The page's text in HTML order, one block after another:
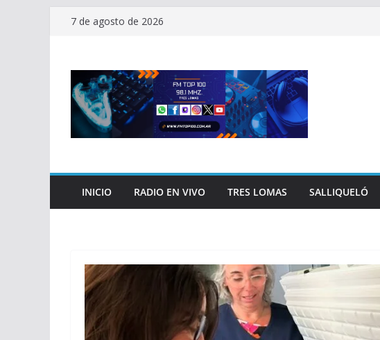
Saltar7 de agosto de 2026
INICIO RADIO EN VIVO TRES LOMAS SALLIQUELÓ